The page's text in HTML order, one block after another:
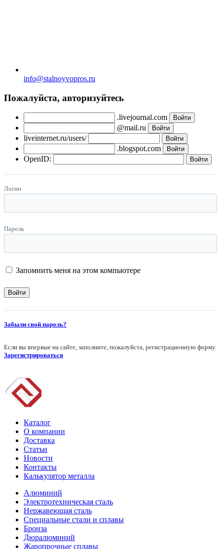
info@stalnoyvopros.ru
Пожалуйста, авторизуйтесь
.livejournal.com
@mail.ru
liveinternet.ru/users/
.blogspot.com
OpenID:
Логин
Пароль
Запомнить меня на этом компьютере
Забыли свой пароль?
Если вы впервые на сайте, заполните, пожалуйста, регистрационную форму.
Зарегистрироваться
Каталог
О компании
Доставка
Статьи
Новости
Контакты
Калькулятор металла
Алюминий
Электротехническая сталь
Нержавеющая сталь
Специальные стали и сплавы
Бронза
Дюралюминий
Жаропрочные сплавы